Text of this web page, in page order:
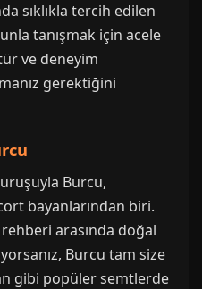
sıklıkla tercih edilen
tanışmak için acele
ve deneyim
gerektiğini
Burcu,
bayanlarından biri.
arasında doğal
Burcu tam size
gibi popüler semtlerde